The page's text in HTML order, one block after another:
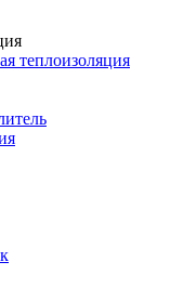
теплоизоляция